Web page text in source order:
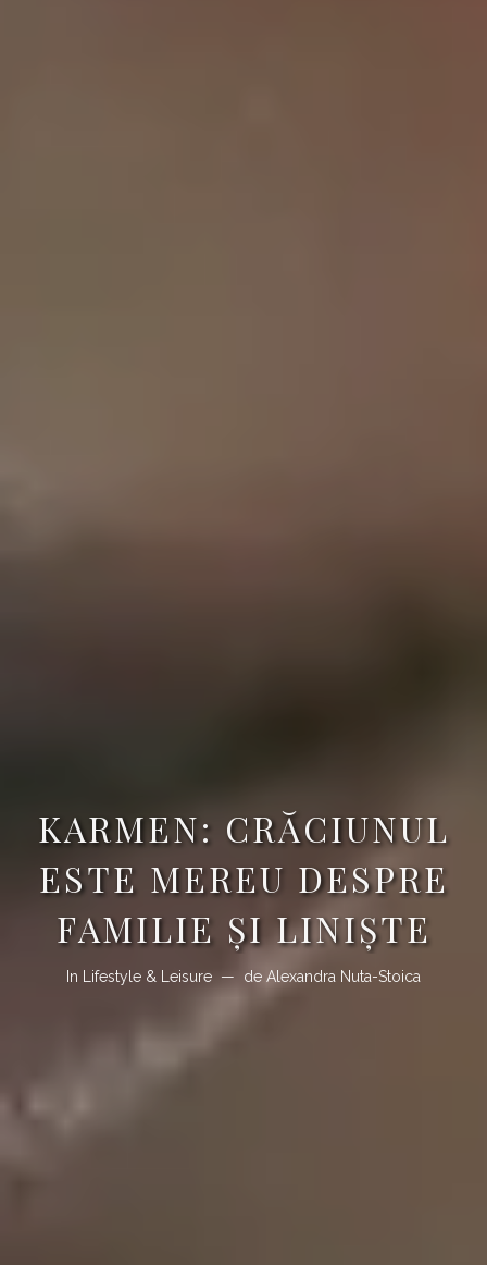
KARMEN: CRĂCIUNUL
ESTE MEREU DESPRE
FAMILIE ȘI LINIȘTE
In Lifestyle & Leisure de Alexandra Nuta-Stoica